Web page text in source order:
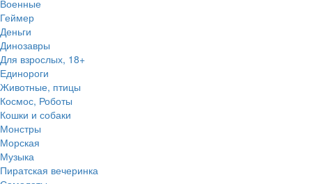
Военные
Геймер
Деньги
Динозавры
Для взрослых, 18+
Единороги
Животные, птицы
Космос, Роботы
Кошки и собаки
Монстры
Морская
Музыка
Пиратская вечеринка